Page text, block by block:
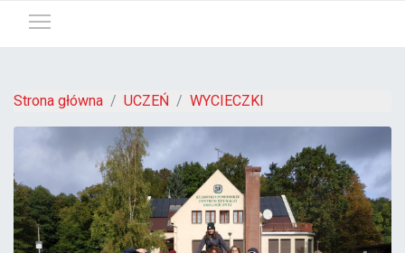
Strona główna UCZEŃ WYCIECZKI